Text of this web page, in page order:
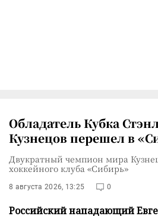
Обладатель Кубка
Кузнецов перешел в
Двукратный чемпион мира
хоккейного клуба «Сибирь»
8 августа 2026, 13:25 0
Российский нападающий